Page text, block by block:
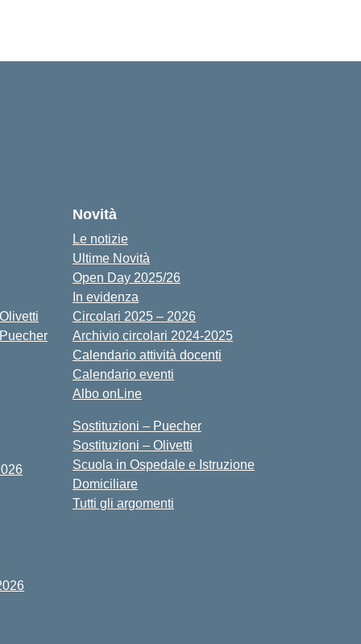
Novità
Le notizie
Ultime Novità
Open Day 2025/26
In evidenza
Circolari 2025 – 2026
Archivio circolari 2024-2025
Calendario attività docenti
Calendario eventi
Albo onLine
Sostituzioni – Puecher
Sostituzioni – Olivetti
Scuola in Ospedale e Istruzione
Domiciliare
Tutti gli argomenti